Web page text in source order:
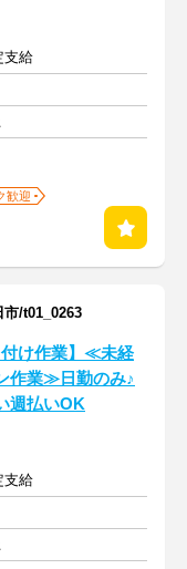
支給
歓迎
/t01_0263
付け作業】≪未経
作業≫日勤のみ♪
週払いOK
支給